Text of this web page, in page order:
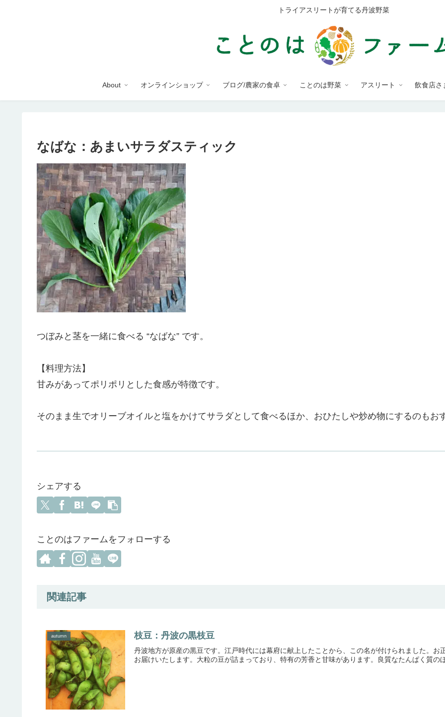
トライアスリートが育てる丹波野菜
About オンラインショップ ブログ/農家の食卓 ことのは野菜 アスリート 飲食店さ
なばな：あまいサラダスティック
つぼみと茎を一緒に食べる “なばな” です。
【料理方法】
甘みがあってポリポリとした食感が特徴です。
そのまま生でオリーブオイルと塩をかけてサラダとして食べるほか、おひたしや炒め物にするのもお
シェアする
ことのはファームをフォローする
関連記事
autumn 枝豆：丹波の黒枝豆
丹波地方が原産の黒豆です。江戸時代には幕府に献上したことから、この名が付けられました。
お届けいたします。大粒の豆が詰まっており、特有の芳香と甘味があります。良質なたんぱく質の